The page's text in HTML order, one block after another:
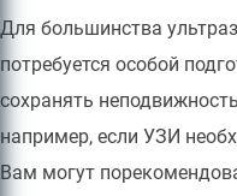
Для большинства
потребуется особой
сохранять
например, если УЗИ
Вам могут